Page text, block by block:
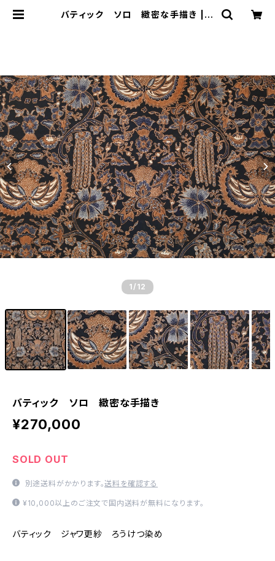
バティック ソロ 緻密な手描き | B
1 /12
バティック ソロ 緻密な手描き
¥270,000
SOLD OUT
別途送料がかかります。送料を確認する
¥10,000以上のご注文で国内送料が無料になります。
バティック ジャワ更紗 ろうけつ染め